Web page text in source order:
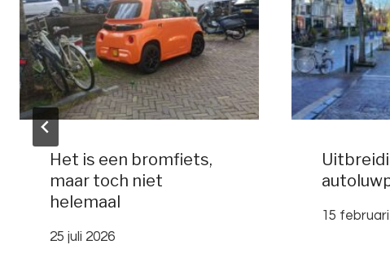
Het is een bromfiets,
maar toch niet
helemaal
25 juli 2026
15